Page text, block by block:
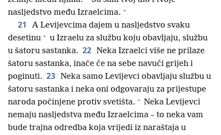
nasljedstvo među Izraelcima. +
21
A Levijevcima dajem u nasljedstvo svaku
desetinu + u Izraelu za službu koju obavljaju, službu
u šatoru sastanka. 22 Neka Izraelci više ne prilaze
šatoru sastanka, inače će na sebe navući grijeh i
poginuti. 23 Neka samo Levijevci obavljaju službu u
šatoru sastanka i neka oni odgovaraju za prijestupe
naroda počinjene protiv svetišta. + Neka Levijevci
nemaju nasljedstva među Izraelcima – to neka vam
bude trajna odredba koja vrijedi iz naraštaja u